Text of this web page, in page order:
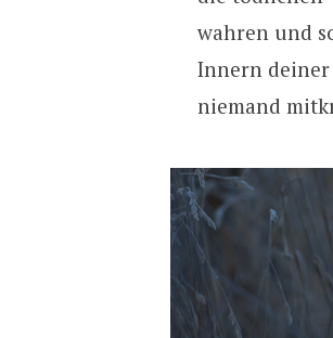
wahren und
Innern
niemand